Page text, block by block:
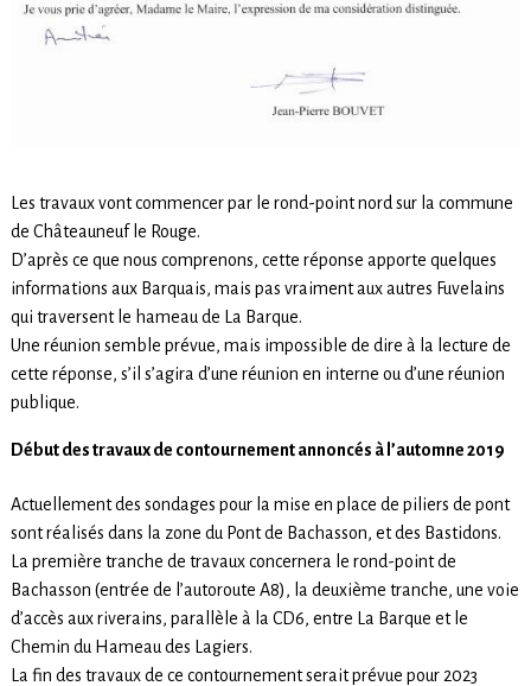
Les travaux vont commencer par le rond-point nord sur la commune
de Châteauneuf le Rouge.
D’après ce que nous comprenons, cette réponse apporte quelques
informations aux Barquais, mais pas vraiment aux autres Fuvelains
qui traversent le hameau de La Barque.
Une réunion semble prévue, mais impossible de dire à la lecture de
cette réponse, s’il s’agira d’une réunion en interne ou d’une réunion
publique.
Début des travaux de contournement annoncés à l’automne 2019
Actuellement des sondages pour la mise en place de piliers de pont
sont réalisés dans la zone du Pont de Bachasson, et des Bastidons.
La première tranche de travaux concernera le rond-point de
Bachasson (entrée de l’autoroute A8), la deuxième tranche, une voie
d’accès aux riverains, parallèle à la CD6, entre La Barque et le
Chemin du Hameau des Lagiers.
La fin des travaux de ce contournement serait prévue pour 2023